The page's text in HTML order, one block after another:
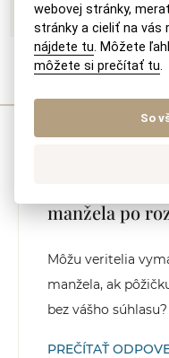
Otázky
manžela po
Môžu veritelia
manžela, ak
bez vášho
PREČÍTAŤ
webovej stránky,
stránky a cieliť na vás
nájdete tu. Môžete
môžete si prečítať tu.
So